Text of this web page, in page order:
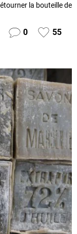
la bouteille de
0 55